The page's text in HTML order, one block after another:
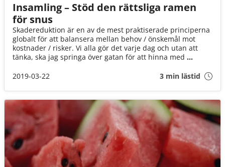
Insamling – Stöd den rättsliga ramen
för snus
Skadereduktion är en av de mest praktiserade principerna
globalt för att balansera mellan behov / önskemål mot
kostnader / risker. Vi alla gör det varje dag och utan att
tänka, ska jag springa över gatan för att hinna med
så som hur bråttom man har, hur tung trafiken är och om
gör det också för nationell säkerhet, välstånd, stabilitet och
till gagn för medborgarna. Överstatliga organisationer gör
det också - till förmån för globala mål och behov som
kanske eller inte kan ersätta nationella intressen.
2019-03-22 3 min lästid